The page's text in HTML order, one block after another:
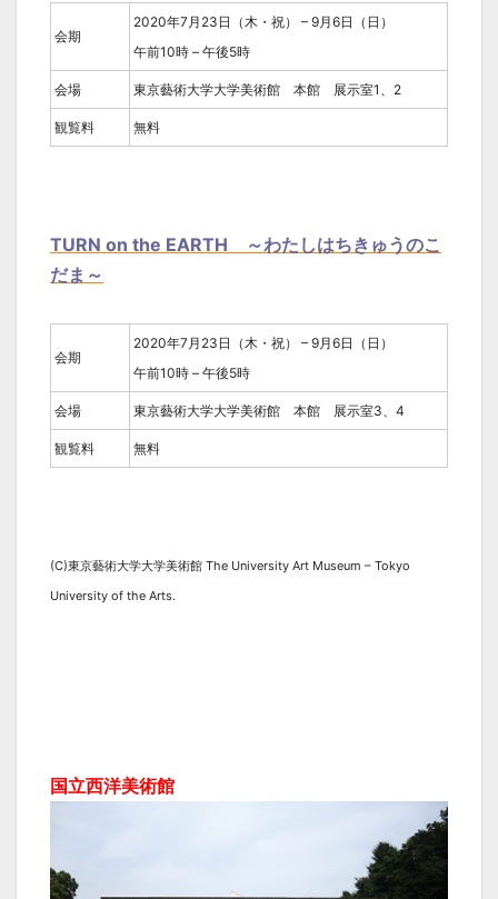
会期
2020年7月23日（木・祝） – 9月6日（日）
午前10時 – 午後5時
会場 東京藝術大学大学美術館 本館 展示室1、2
観覧料 無料
TURN on the EARTH ～わたしはちきゅうのこ
だま～
会期
2020年7月23日（木・祝） – 9月6日（日）
午前10時 – 午後5時
会場 東京藝術大学大学美術館 本館 展示室3、4
観覧料 無料
(C)東京藝術大学大学美術館 The University Art Museum – Tokyo
University of the Arts.
国立西洋美術館